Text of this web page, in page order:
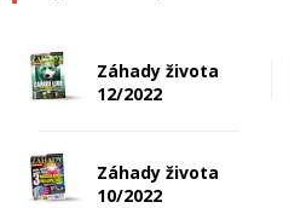
Záhady života
12/2022
Záhady života
10/2022